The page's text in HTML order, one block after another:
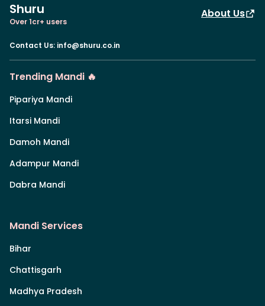
Shuru
Over 1cr+ users
About Us
Contact Us: info@shuru.co.in
Trending Mandi 🔥
Pipariya Mandi
Itarsi Mandi
Damoh Mandi
Adampur Mandi
Dabra Mandi
Mandi Services
Bihar
Chattisgarh
Madhya Pradesh